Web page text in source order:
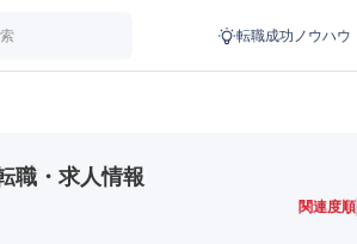
転職成功ノウハウ
職・求人情報
関連度順